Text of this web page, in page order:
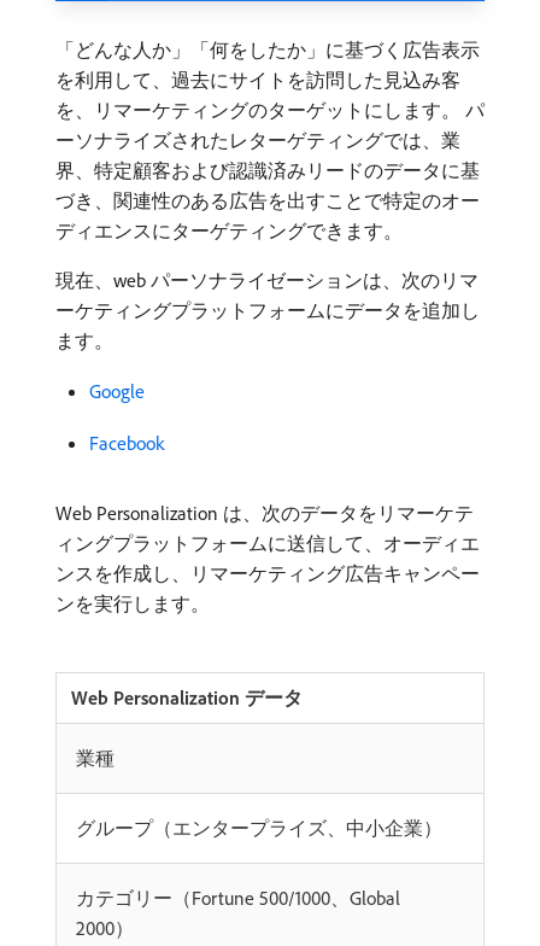
「どんな人か」「何をしたか」に基づく広告表示
を利用して、過去にサイトを訪問した見込み客
を、リマーケティングのターゲットにします。 パ
ーソナライズされたレターゲティングでは、業
界、特定顧客および認識済みリードのデータに基
づき、関連性のある広告を出すことで特定のオー
ディエンスにターゲティングできます。
現在、web パーソナライゼーションは、次のリマ
ーケティングプラットフォームにデータを追加し
ます。
Google
Facebook
Web Personalization は、次のデータをリマーケテ
ィングプラットフォームに送信して、オーディエ
ンスを作成し、リマーケティング広告キャンペー
ンを実行します。
Web Personalization データ
業種
グループ（エンタープライズ、中小企業）
カテゴリー（Fortune 500/1000、Global
2000）